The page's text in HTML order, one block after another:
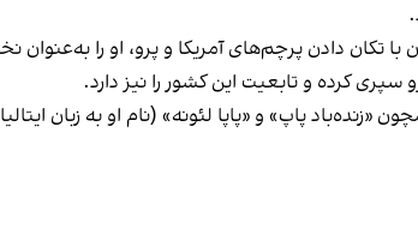
سپری کرده و تابعیت این کشور را نیز دارد.
«زنده‌باد پاپ» و «پاپا لئونه» (نام او به زبان